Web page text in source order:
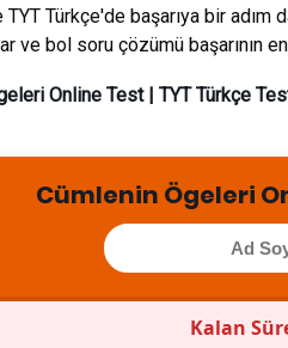
Türkçe'de başarıya bir adım
ve bol soru çözümü başarının
Online Test | TYT Türkçe
Cümlenin Ögeleri
Kalan